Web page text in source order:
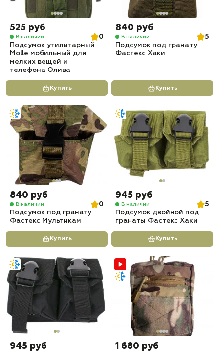
525 руб
В наличии
0
Подсумок утилитарный
Molle мобильный для
мелких вещей и
телефона Олива
Купить
840 руб
В наличии
5
Подсумок под гранату
Фастекс Хаки
Купить
840 руб
В наличии
0
Подсумок под гранату
Фастекс Мультикам
Купить
945 руб
В наличии
5
Подсумок двойной под
гранаты Фастекс Хаки
Купить
945 руб 1 680 руб